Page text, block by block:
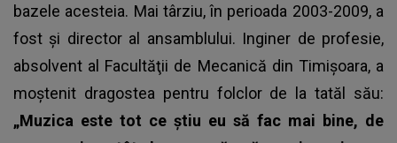
bazele acesteia. Mai târziu, în perioada 2003-2009, a
fost şi director al ansamblului. Inginer de profesie,
absolvent al Facultăţii de Mecanică din Timişoara, a
moştenit dragostea pentru folclor de la tatăl său:
„Muzica este tot ce ştiu eu să fac mai bine, de